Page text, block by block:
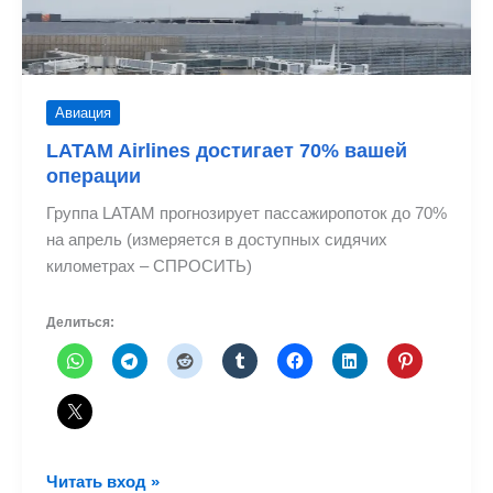
Авиация
LATAM Airlines достигает 70% вашей
операции
Группа LATAM прогнозирует пассажиропоток до 70%
на апрель (измеряется в доступных сидячих
километрах – СПРОСИТЬ)
Делиться:
LATAM
Читать вход »